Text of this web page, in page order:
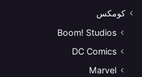
كومكس
Boom! Studios
DC Comics
Marvel